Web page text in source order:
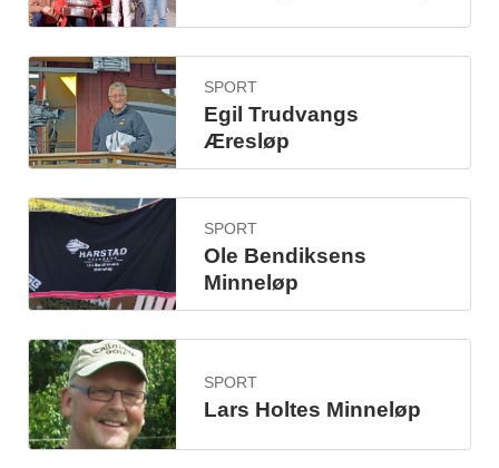
SPORT
Egil Trudvangs
Æresløp
SPORT
Ole Bendiksens
Minneløp
SPORT
Lars Holtes Minneløp